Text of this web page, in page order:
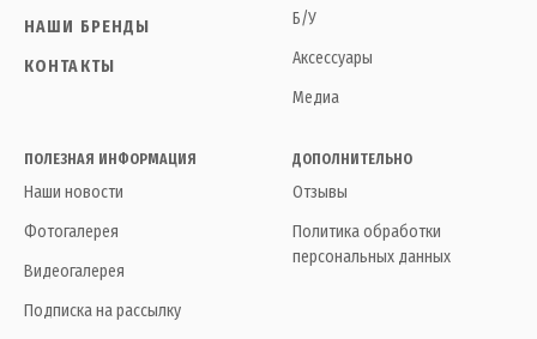
НАШИ БРЕНДЫ
КОНТАКТЫ
Б/У
Аксессуары
Медиа
ПОЛЕЗНАЯ ИНФОРМАЦИЯ
Наши новости
Фотогалерея
Видеогалерея
Подписка на рассылку
ДОПОЛНИТЕЛЬНО
Отзывы
Политика обработки
персональных данных